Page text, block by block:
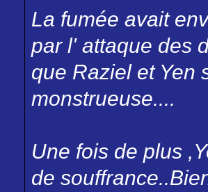
La fumée avait
par l' attaque des
que Raziel et Yen
monstrueuse....
Une fois de plus
de